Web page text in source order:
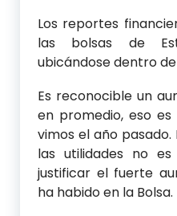
Los reportes
las bolsas de
ubicándose dentro
Es reconocible un
en promedio, eso
vimos el año
las utilidades no
justificar el fuerte
ha habido en la Bolsa.